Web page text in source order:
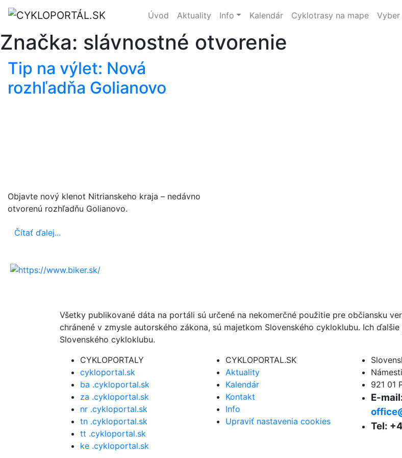
Úvod Aktuality Info Kalendár Cyklotrasy na mape Vyber
Značka: slávnostné otvorenie
Tip na výlet: Nová
rozhľadňa Golianovo
Objavte nový klenot Nitrianskeho kraja – nedávno
otvorenú rozhľadňu Golianovo.
Čítať ďalej...
Všetky publikované dáta na portáli sú určené na nekomerčné použitie pre občiansku
chránené v zmysle autorského zákona, sú majetkom Slovenského cykloklubu. Ich
Slovenského cykloklubu.
CYKLOPORTALY
cykloportal.sk
ba .cykloportal.sk
za .cykloportal.sk
nr .cykloportal.sk
tn .cykloportal.sk
tt .cykloportal.sk
ke .cykloportal.sk
CYKLOPORTAL.SK
Aktuality
Kalendár
Kontakt
Info
Upraviť nastavenia cookies
921 01
E-
Tel: